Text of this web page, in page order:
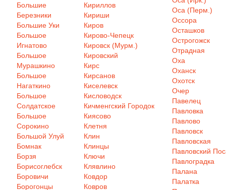
Большие
Березники
Большие Уки
Большое
Игнатово
Большое
Мурашкино
Большое
Нагаткино
Большое
Солдатское
Большое
Сорокино
Большой Улуй
Бомнак
Борзя
Борисоглебск
Боровичи
Борогонцы
Кириллов
Кириши
Киров
Кирово-Чепецк
Кировск (Мурм.)
Кировский
Кирс
Кирсанов
Киселевск
Кисловодск
Кичменгский Городок
Киясово
Клетня
Клин
Клинцы
Ключи
Клявлино
Ковдор
Ковров
Оса (Перм.)
Оссора
Осташков
Острогожск
Отрадная
Оха
Оханск
Охотск
Очер
Павелец
Павловка
Павлово
Павловск
Павловская
Павловский
Павлоградка
Палана
Палатка